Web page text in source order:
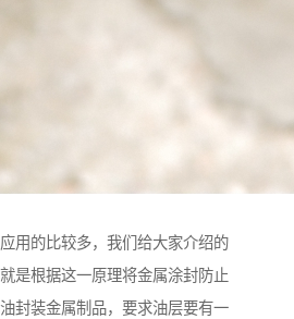
用的比较多，我们给大家介绍的
是根据这一原理将金属涂封防止
封装金属制品，要求油层要有一